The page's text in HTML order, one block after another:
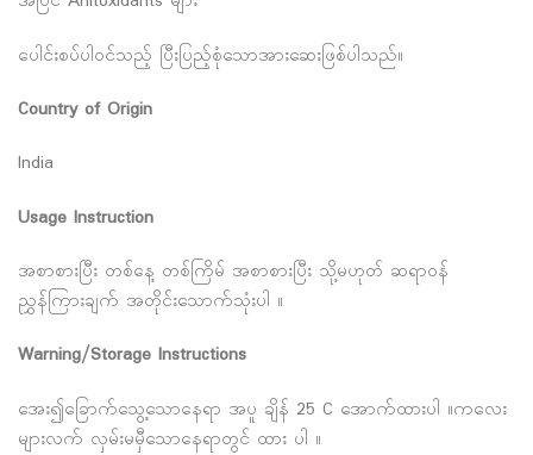
ပေါင်းစပ်ပါဝင်သည့် ပြီးပြည့်စုံသောအားဆေးဖြစ်ပါသည်။
Country of Origin
India
Usage Instruction
အစာစားပြီး တစ်နေ့ တစ်ကြိမ် အစာစားပြီး သို့မဟုတ် ဆရာဝန်
ညွှန်ကြားချက် အတိုင်းသောက်သုံးပါ ။
Warning/Storage Instructions
အေး၍ခြောက်သွေ့သောနေရာ အပူ ချိန် 25 C အောက်ထားပါ ။ကလေး
များလက် လှမ်းမမှီသောနေရာတွင် ထား ပါ ။